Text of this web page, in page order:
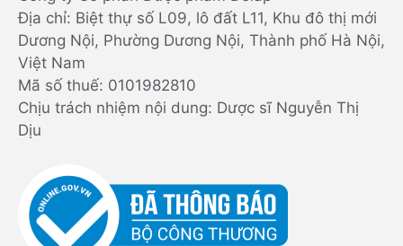
Địa chỉ: Biệt thự số L09, lô đất L11, Khu đô thị mới
Dương Nội, Phường Dương Nội, Thành phố Hà Nội,
Việt Nam
Mã số thuế: 0101982810
Chịu trách nhiệm nội dung: Dược sĩ Nguyễn Thị
Dịu